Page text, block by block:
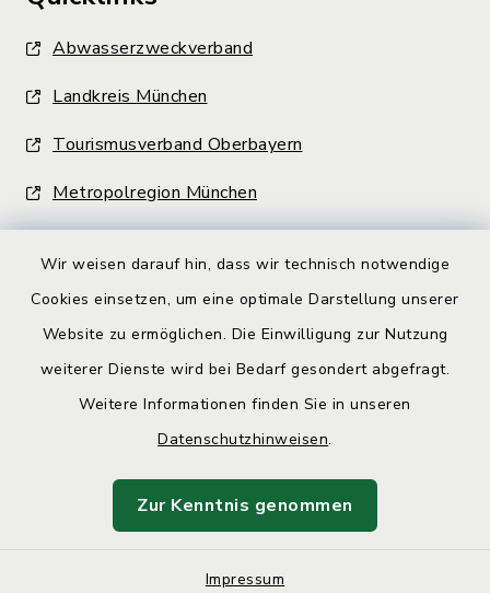
Wir weisen darauf hin, dass wir technisch notwendige
Cookies einsetzen, um eine optimale Darstellung unserer
Website zu ermöglichen. Die Einwilligung zur Nutzung
weiterer Dienste wird bei Bedarf gesondert abgefragt.
Weitere Informationen finden Sie in unseren
Datenschutzhinweisen.
Zur Kenntnis genommen
Impressum
Abwasserzweckverband
Landkreis München
Tourismusverband Oberbayern
Metropolregion München
Barrierefreiheit
Impressum
Sitemap